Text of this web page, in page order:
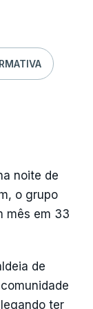
noite de
o grupo
mês em 33
de
ter